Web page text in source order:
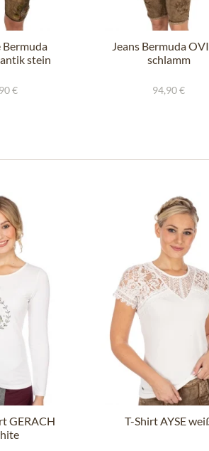
Bermuda
stein
€
Jeans Bermuda
schlamm
94,90 €
GERACH
T-Shirt AYSE